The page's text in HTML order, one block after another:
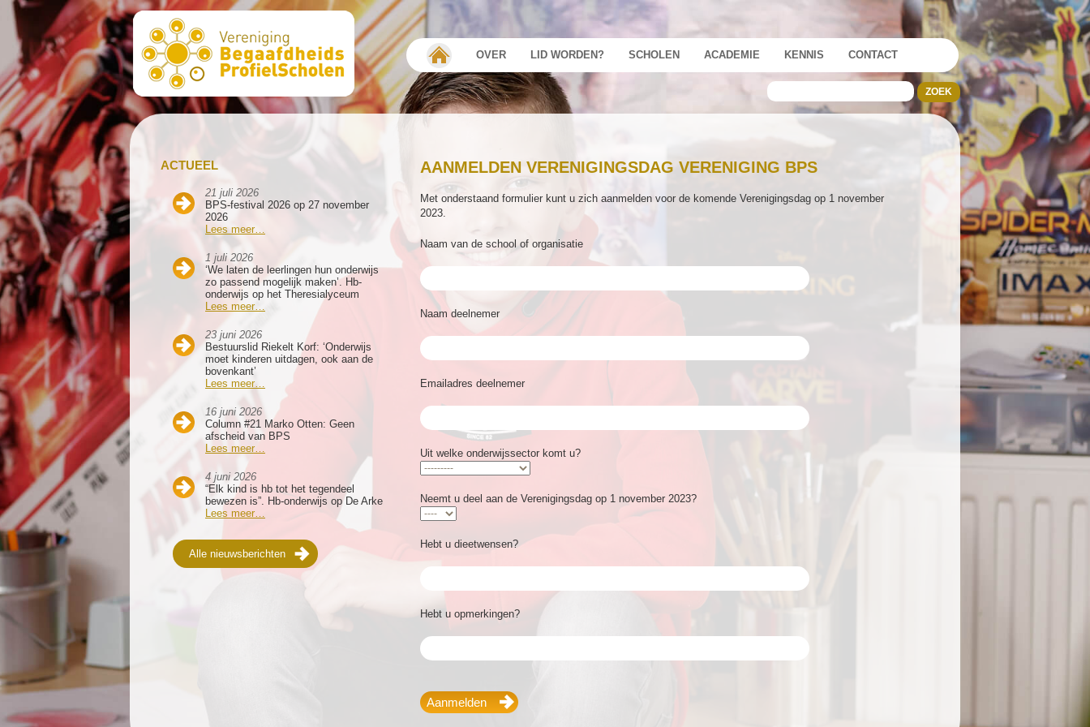
OVER LID WORDEN? SCHOLEN ACADEMIE KENNIS CONTACT
ACTUEEL
21 juli 2026
BPS-festival 2026 op 27 november
2026
Lees meer…
1 juli 2026
‘We laten de leerlingen hun onderwijs
zo passend mogelijk maken’. Hb-
onderwijs op het Theresialyceum
Lees meer…
23 juni 2026
Bestuurslid Riekelt Korf: ‘Onderwijs
moet kinderen uitdagen, ook aan de
bovenkant’
Lees meer…
16 juni 2026
Column #21 Marko Otten: Geen
afscheid van BPS
Lees meer…
4 juni 2026
“Elk kind is hb tot het tegendeel
bewezen is”. Hb-onderwijs op De Arke
Lees meer…
Alle nieuwsberichten
AANMELDEN VERENIGINGSDAG VERENIGING BPS
Met onderstaand formulier kunt u zich aanmelden voor de komende Verenigingsdag op 1 november
2023.
Naam van de school of organisatie
Naam deelnemer
Emailadres deelnemer
Uit welke onderwijssector komt u?
Neemt u deel aan de Verenigingsdag op 1 november 2023?
Hebt u dieetwensen?
Hebt u opmerkingen?